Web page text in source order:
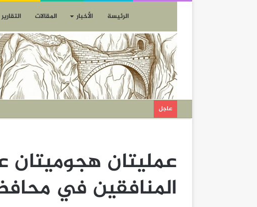
الرئيسة الأخبار المقالات التقارير
عاجل
عمليتان هجوميتان
المنافقين في